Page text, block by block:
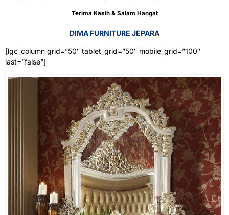
Terima Kasih & Salam Hangat
DIMA FURNITURE JEPARA
[lgc_column grid=”50″ tablet_grid=”50″ mobile_grid=”100″
last=”false”]